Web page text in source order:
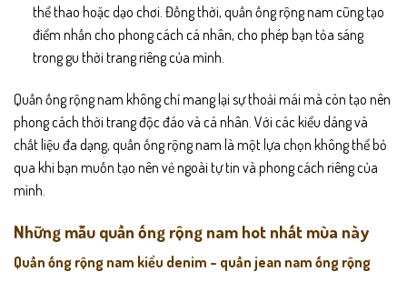
thể thao hoặc dạo chơi. Đồng thời, quần ống rộng nam cũng tạo
điểm nhấn cho phong cách cá nhân, cho phép bạn tỏa sáng
trong gu thời trang riêng của mình.
Quần ống rộng nam không chỉ mang lại sự thoải mái mà còn tạo nên
phong cách thời trang độc đáo và cá nhân. Với các kiểu dáng và
chất liệu đa dạng, quần ống rộng nam là một lựa chọn không thể bỏ
qua khi bạn muốn tạo nên vẻ ngoài tự tin và phong cách riêng của
mình.
Những mẫu quần ống rộng nam hot nhất mùa này
Quần ống rộng nam kiểu denim – quần jean nam ống rộng